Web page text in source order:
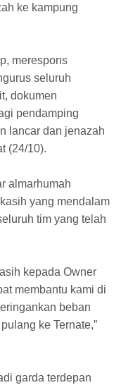
ke kampung
merespons
seluruh
dokumen
pendamping
lancar dan jenazah
(24/10).
almarhumah
yang mendalam
tim yang telah
kepada Owner
membantu kami di
beban
ke Ternate,”
garda terdepan